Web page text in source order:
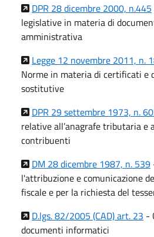
DPR 28 dicembre 2000, n.445
legislative in materia di
amministrativa
Legge 12 novembre 2011, n.
Norme in materia di certificati e
sostitutive
DPR 29 settembre 1973, n.
relative all’anagrafe tributaria e
contribuenti
DM 28 dicembre 1987, n. 539
l'attribuzione e comunicazione
fiscale e per la richiesta del
D.lgs. 82/2005 (CAD) art. 23 -
documenti informatici